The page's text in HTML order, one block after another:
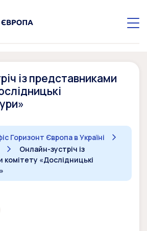
із представниками
Горизонт Європа в Україні
Онлайн-зустріч із
«Дослідницькі